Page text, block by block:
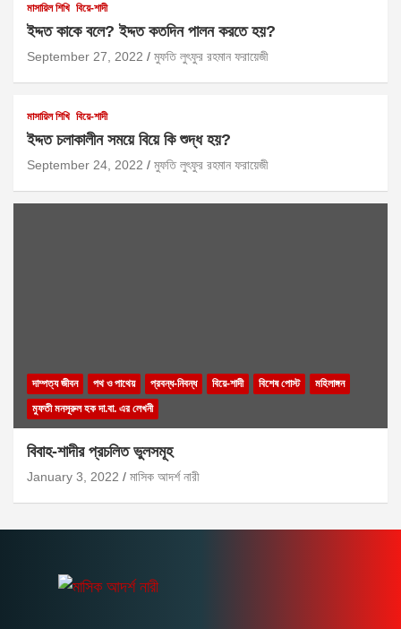
মাসায়িল শিখি বিয়ে-শাদী
ইদ্দত কাকে বলে? ইদ্দত কতদিন পালন করতে হয়?
September 27, 2022 মুফতি লুৎফুর রহমান ফরায়েজী
মাসায়িল শিখি বিয়ে-শাদী
ইদ্দত চলাকালীন সময়ে বিয়ে কি শুদ্ধ হয়?
September 24, 2022 মুফতি লুৎফুর রহমান ফরায়েজী
দাম্পত্য জীবন পথ ও পাথেয় প্রবন্ধ-নিবন্ধ বিয়ে-শাদী বিশেষ পোস্ট
মহিলাঙ্গন
মুফতী মনসূরুল হক দা.বা. এর লেখনী
বিবাহ-শাদীর প্রচলিত ভুলসমূহ
January 3, 2022 মাসিক আদর্শ নারী